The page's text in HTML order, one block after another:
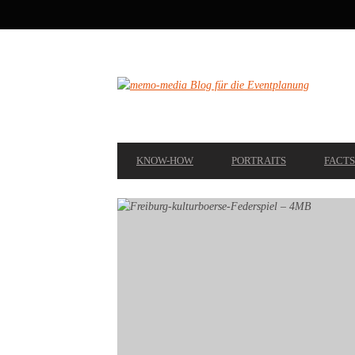
NAVIGATION
NAVIGATION
KNOW-HOW PORTRAITS FACTS